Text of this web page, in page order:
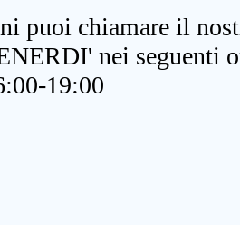
puoi chiamare il
nei seguenti
19:00